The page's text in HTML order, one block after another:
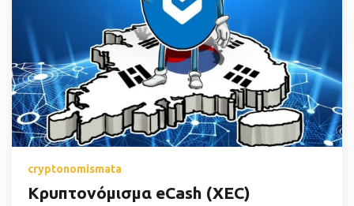
cryptonomismata
Κρυπτονόμισμα eCash (XEC)